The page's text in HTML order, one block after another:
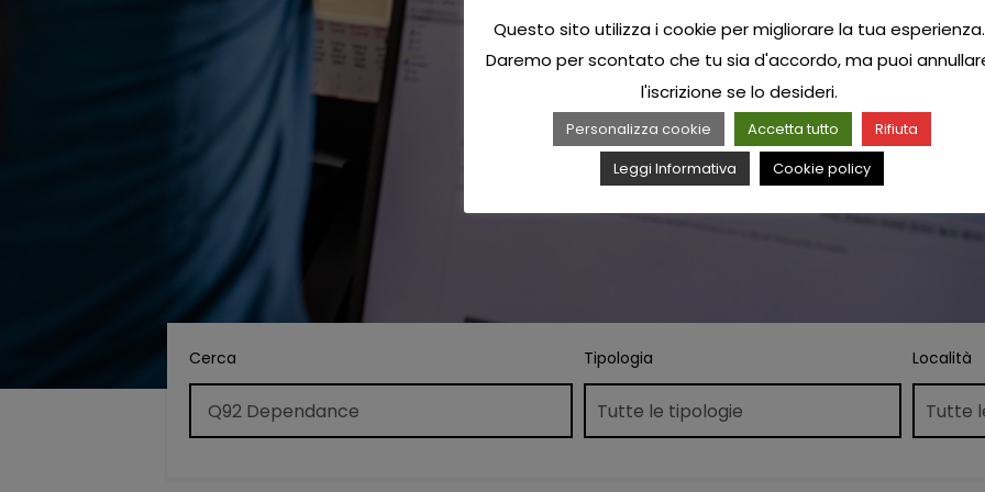
Cerca Tipologia Località
Questo sito utilizza i cookie per migliorare la tua esperienza.
Daremo per scontato che tu sia d'accordo, ma puoi
l'iscrizione se lo desideri.
Personalizza cookie Accetta tutto
Rifiuta
Leggi Informativa
Cookie policy